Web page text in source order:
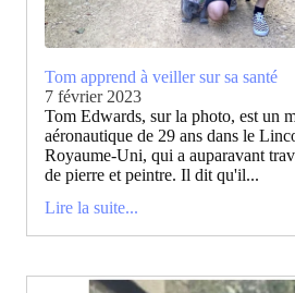
Tom apprend à veiller sur sa santé
7 février 2023
Tom Edwards, sur la photo, est un
aéronautique de 29 ans dans le
Royaume-Uni, qui a auparavant
de pierre et peintre. Il dit qu'il...
Lire la suite...